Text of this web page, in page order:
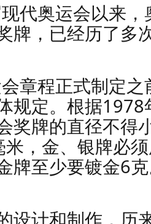
代奥运会以来
牌，已经历了多
章程正式制定
规定。根据
奖牌的直径不得
，金、银牌必
牌至少要镀金6
设计和制作，历